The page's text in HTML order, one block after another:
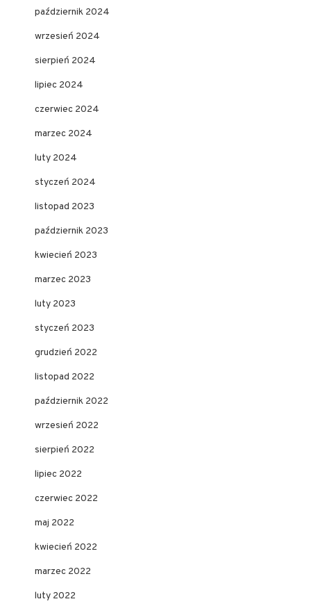
październik 2024
wrzesień 2024
sierpień 2024
lipiec 2024
czerwiec 2024
marzec 2024
luty 2024
styczeń 2024
listopad 2023
październik 2023
kwiecień 2023
marzec 2023
luty 2023
styczeń 2023
grudzień 2022
listopad 2022
październik 2022
wrzesień 2022
sierpień 2022
lipiec 2022
czerwiec 2022
maj 2022
kwiecień 2022
marzec 2022
luty 2022